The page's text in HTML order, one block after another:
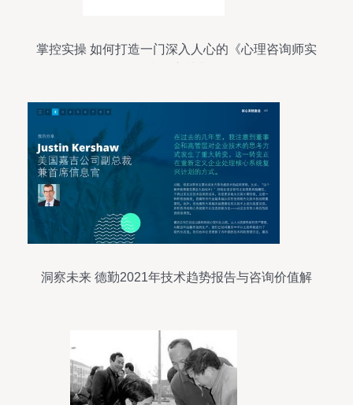
掌控实操 如何打造一门深入人心的《心理咨询师实
洞察未来 德勤2021年技术趋势报告与咨询价值解